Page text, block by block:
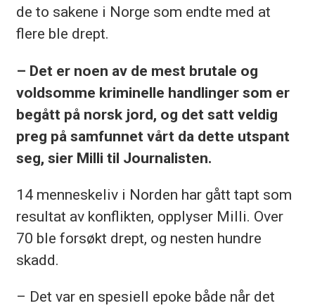
de to sakene i Norge som endte med at
flere ble drept.
– Det er noen av de mest brutale og
voldsomme kriminelle handlinger som er
begått på norsk jord, og det satt veldig
preg på samfunnet vårt da dette utspant
seg, sier Milli til Journalisten.
14 menneskeliv i Norden har gått tapt som
resultat av konflikten, opplyser Milli. Over
70 ble forsøkt drept, og nesten hundre
skadd.
– Det var en spesiell epoke både når det